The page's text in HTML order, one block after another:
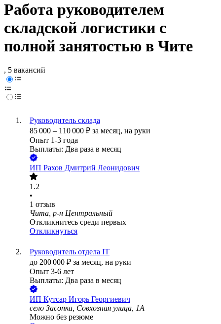
Работа руководителем
складской логистики с
полной занятостью в Чите
, 5 вакансий
Руководитель склада
85 000 – 110 000 ₽ за месяц, на руки
Опыт 1-3 года
Выплаты: Два раза в месяц
ИП Рахов Дмитрий Леонидович
1.2
•
1 отзыв
Чита, р-н Центральный
Откликнитесь среди первых
Откликнуться
Руководитель отдела IT
до 200 000 ₽ за месяц, на руки
Опыт 3-6 лет
Выплаты: Два раза в месяц
ИП Кутсар Игорь Георгиевич
село Засопка, Совхозная улица, 1А
Можно без резюме